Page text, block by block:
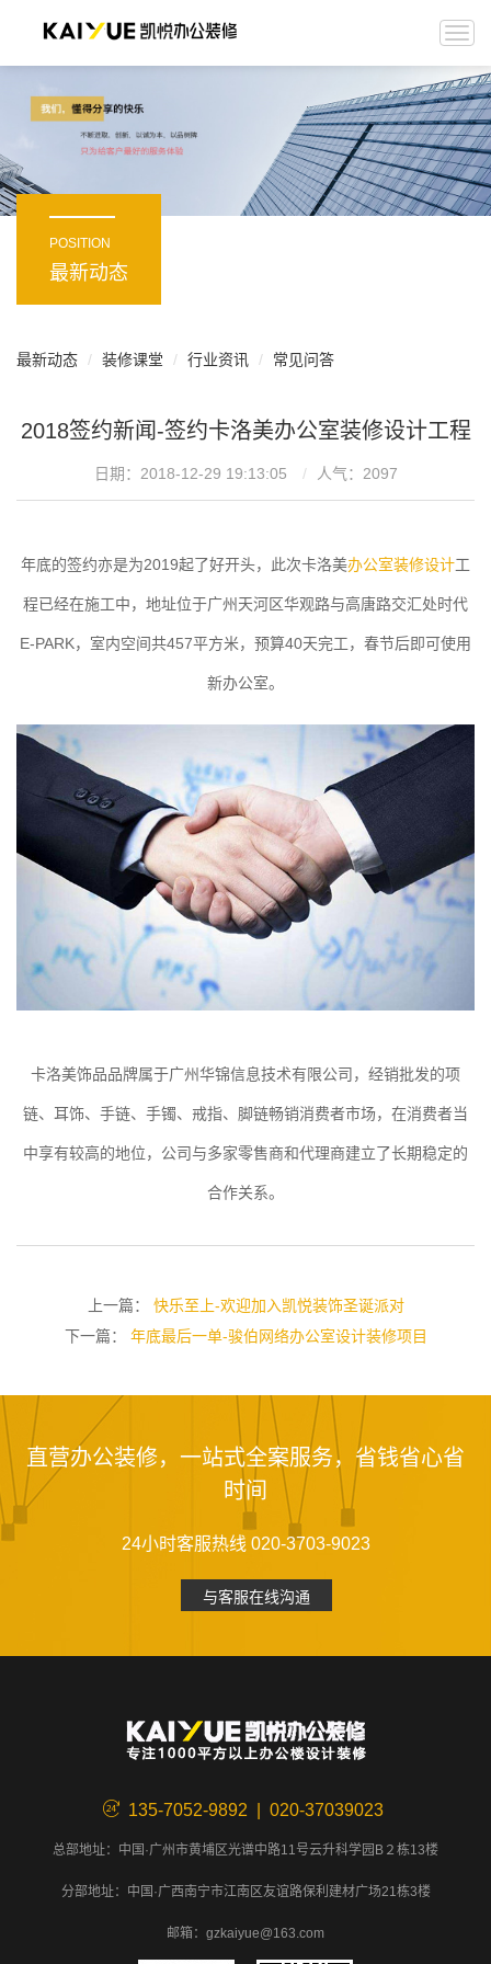
POSITION
最新动态
最新动态 装修课堂 行业资讯 常见问答
2018签约新闻-签约卡洛美办公室装修设计工程
日期：2018-12-29 19:13:05 人气： 2097
年底的签约亦是为2019起了好开头，此次卡洛美办公室装修设计工
程已经在施工中，地址位于广州天河区华观路与高唐路交汇处时代
E-PARK，室内空间共457平方米，预算40天完工，春节后即可使用
新办公室。
卡洛美饰品品牌属于广州华锦信息技术有限公司，经销批发的项
链、耳饰、手链、手镯、戒指、脚链畅销消费者市场，在消费者当
中享有较高的地位，公司与多家零售商和代理商建立了长期稳定的
合作关系。
上一篇： 快乐至上-欢迎加入凯悦装饰圣诞派对
下一篇： 年底最后一单-骏伯网络办公室设计装修项目
直营办公装修，一站式全案服务，省钱省心省
时间
24小时客服热线 020-3703-9023
与客服在线沟通
135-7052-9892 | 020-37039023
总部地址：中国·广州市黄埔区光谱中路11号云升科学园B２栋13楼
分部地址：中国·广西南宁市江南区友谊路保利建材广场21栋3楼
邮箱：gzkaiyue@163.com